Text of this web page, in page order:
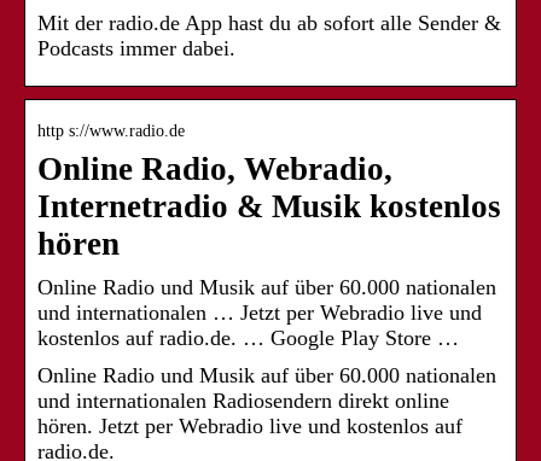
Mit der radio.de App hast du ab sofort alle Sender &
Podcasts immer dabei.
http s://www.radio.de
Online Radio, Webradio,
Internetradio & Musik kostenlos
hören
Online Radio und Musik auf über 60.000 nationalen
und internationalen … Jetzt per Webradio live und
kostenlos auf radio.de. … Google Play Store …
Online Radio und Musik auf über 60.000 nationalen
und internationalen Radiosendern direkt online
hören. Jetzt per Webradio live und kostenlos auf
radio.de.